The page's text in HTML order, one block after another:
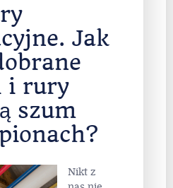
Jak
i rury
szum
Nikt z